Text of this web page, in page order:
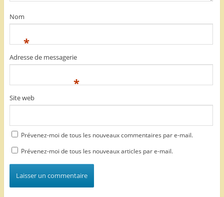
Nom
*
Adresse de messagerie
*
Site web
Prévenez-moi de tous les nouveaux commentaires par e-mail.
Prévenez-moi de tous les nouveaux articles par e-mail.